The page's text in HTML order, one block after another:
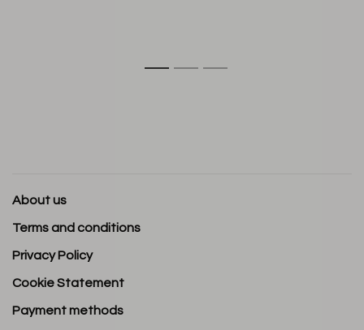
About us
Terms and conditions
Privacy Policy
Cookie Statement
Payment methods